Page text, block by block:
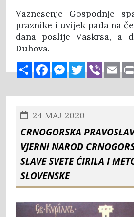
Vaznesenje Gospodnje
praznike i uvijek pada na
dana poslije Vaskrsa, a
Duhova.
ShareFacebook
Messenger
Twitter
Viber
24 MAJ 2020
CRNOGORSKA
VJERNI NAROD
SLAVE SVETE ĆIRILA I
SLOVENSKE